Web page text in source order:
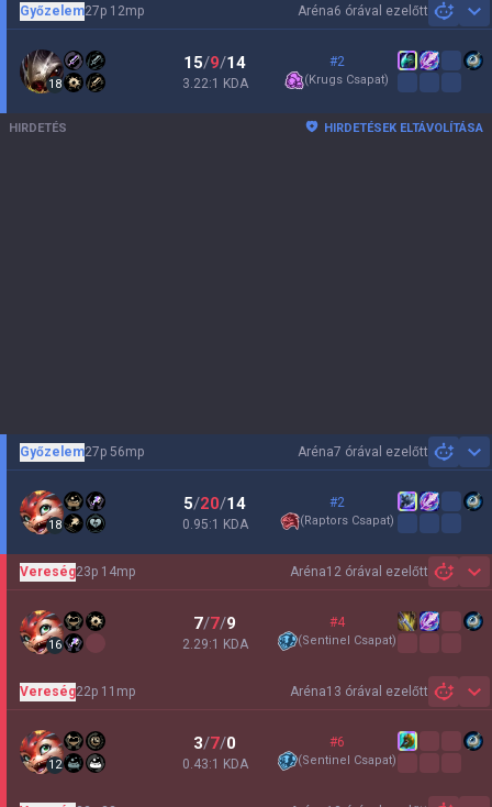
Aréna6 órával ezelőtt
Győzelem27p 12mp
18
15/9/14
3.22:1 KDA
#2
(Krugs Csapat)
HIRDETÉS HIRDETÉSEK ELTÁVOLÍTÁSA
Aréna7 órával ezelőtt
Győzelem27p 56mp
18
5/20/14
0.95:1 KDA
#2
(Raptors Csapat)
Aréna12 órával ezelőtt
Vereség23p 14mp
16
7/7/9
2.29:1 KDA
#4
(Sentinel Csapat)
Aréna13 órával ezelőtt
Vereség22p 11mp
12
3/7/0
0.43:1 KDA
#6
(Sentinel Csapat)